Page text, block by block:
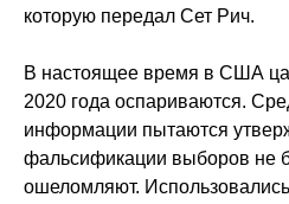
которую передал Сет Рич.
В настоящее время в США
2020 года оспариваются.
информации пытаются
фальсификации выборов не
ошеломляют.